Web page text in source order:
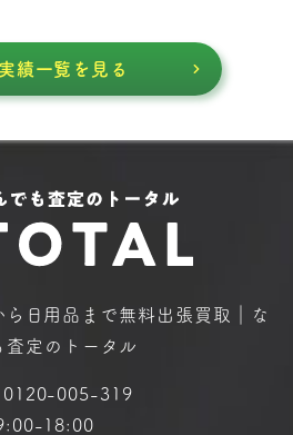
績一覧を見る
ら日用品まで無料出張買取｜な
査定のトータル
0120-005-319
18:00